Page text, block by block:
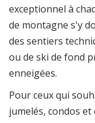
exceptionnel à
de montagne s'y
des sentiers
ou de ski de fond
enneigées.
Pour ceux qui
jumelés, condos